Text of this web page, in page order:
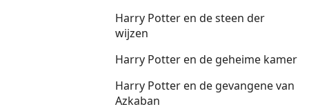
Harry Potter en de steen der
wijzen
Harry Potter en de geheime kamer
Harry Potter en de gevangene van
Azkaban